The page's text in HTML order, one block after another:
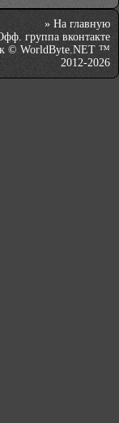
» На главную
группа вконтакте
© WorldByte.NET ™
2012-2026